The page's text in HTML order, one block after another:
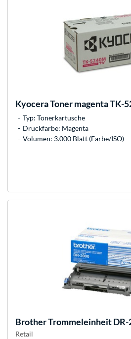
KyoceraToner magenta TK-
Typ: Tonerkartusche
Druckfarbe: Magenta
Volumen: 3.000 Blatt (Farbe/ISO)
BrotherTrommeleinheit DR-
Retail